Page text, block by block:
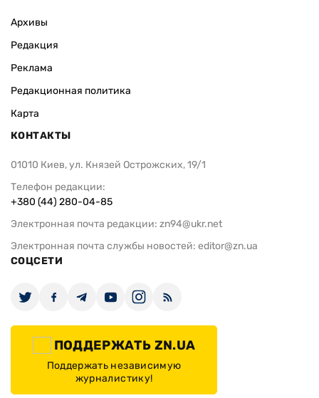
Архивы
Редакция
Реклама
Редакционная политика
Карта
КОНТАКТЫ
01010 Киев, ул. Князей Острожских, 19/1
Телефон редакции:
+380 (44) 280-04-85
Электронная почта редакции: zn94@ukr.net
Электронная почта службы новостей: editor@zn.ua
СОЦСЕТИ
ПОДДЕРЖАТЬ ZN.UA
Поддержать независимую
журналистику!